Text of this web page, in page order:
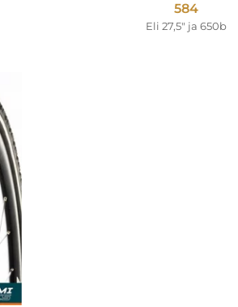
584
Eli 27,5" ja 650b